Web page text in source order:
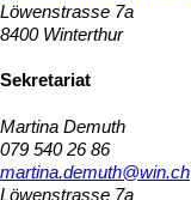
Löwenstrasse 7a
8400 Winterthur
Sekretariat
Martina Demuth
079 540 26 86
martina.demuth@win.ch
Löwenstrasse 7a